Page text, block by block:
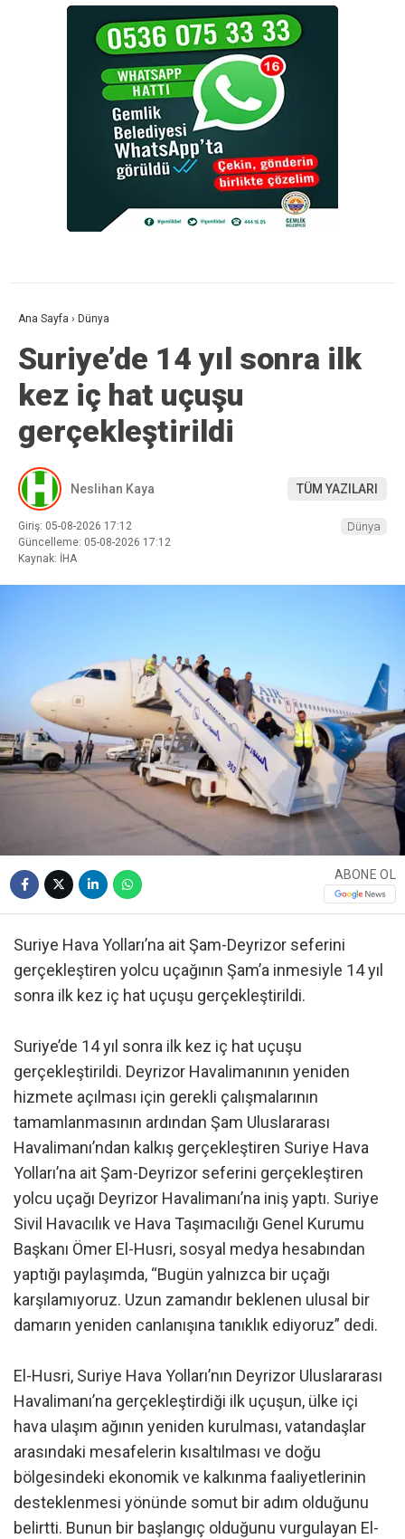
Ana Sayfa › Dünya
Suriye’de 14 yıl sonra ilk
kez iç hat uçuşu
gerçekleştirildi
Neslihan Kaya TÜM YAZILARI
Giriş: 05-08-2026 17:12
Güncelleme: 05-08-2026 17:12
Kaynak: İHA
Dünya
ABONE OL
Suriye Hava Yolları’na ait Şam-Deyrizor seferini
gerçekleştiren yolcu uçağının Şam’a inmesiyle 14 yıl
sonra ilk kez iç hat uçuşu gerçekleştirildi.
Suriye’de 14 yıl sonra ilk kez iç hat uçuşu
gerçekleştirildi. Deyrizor Havalimanının yeniden
hizmete açılması için gerekli çalışmalarının
tamamlanmasının ardından Şam Uluslararası
Havalimanı’ndan kalkış gerçekleştiren Suriye Hava
Yolları’na ait Şam-Deyrizor seferini gerçekleştiren
yolcu uçağı Deyrizor Havalimanı’na iniş yaptı. Suriye
Sivil Havacılık ve Hava Taşımacılığı Genel Kurumu
Başkanı Ömer El-Husri, sosyal medya hesabından
yaptığı paylaşımda, “Bugün yalnızca bir uçağı
karşılamıyoruz. Uzun zamandır beklenen ulusal bir
damarın yeniden canlanışına tanıklık ediyoruz” dedi.
El-Husri, Suriye Hava Yolları’nın Deyrizor Uluslararası
Havalimanı’na gerçekleştirdiği ilk uçuşun, ülke içi
hava ulaşım ağının yeniden kurulması, vatandaşlar
arasındaki mesafelerin kısaltılması ve doğu
bölgesindeki ekonomik ve kalkınma faaliyetlerinin
desteklenmesi yönünde somut bir adım olduğunu
belirtti. Bunun bir başlangıç olduğunu vurgulayan El-